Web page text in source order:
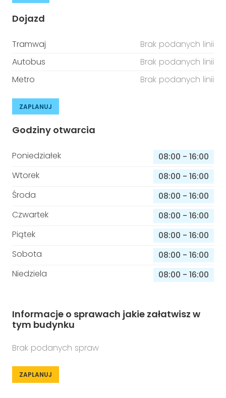
Dojazd
Tramwaj
Brak podanych linii
Autobus
Brak podanych linii
Metro
Brak podanych linii
ZAPLANUJ
Godziny otwarcia
Poniedziałek 08:00 - 16:00
Wtorek
08:00 - 16:00
Środa
08:00 - 16:00
Czwartek
08:00 - 16:00
Piątek
08:00 - 16:00
Sobota
08:00 - 16:00
Niedziela
08:00 - 16:00
Informacje o sprawach jakie załatwisz w
tym budynku
Brak podanych spraw
ZAPLANUJ